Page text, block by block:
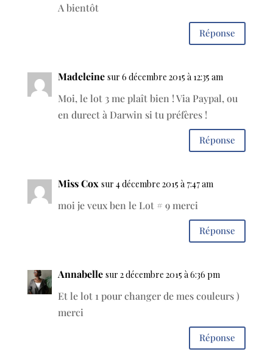
A bientôt
Réponse
Madeleine sur 6 décembre 2015 à 12:35 am
Moi, le lot 3 me plaît bien ! Via Paypal, ou
en durect à Darwin si tu préfères !
Réponse
Miss Cox sur 4 décembre 2015 à 7:47 am
moi je veux ben le Lot # 9 merci
Réponse
Annabelle sur 2 décembre 2015 à 6:36 pm
Et le lot 1 pour changer de mes couleurs )
merci
Réponse